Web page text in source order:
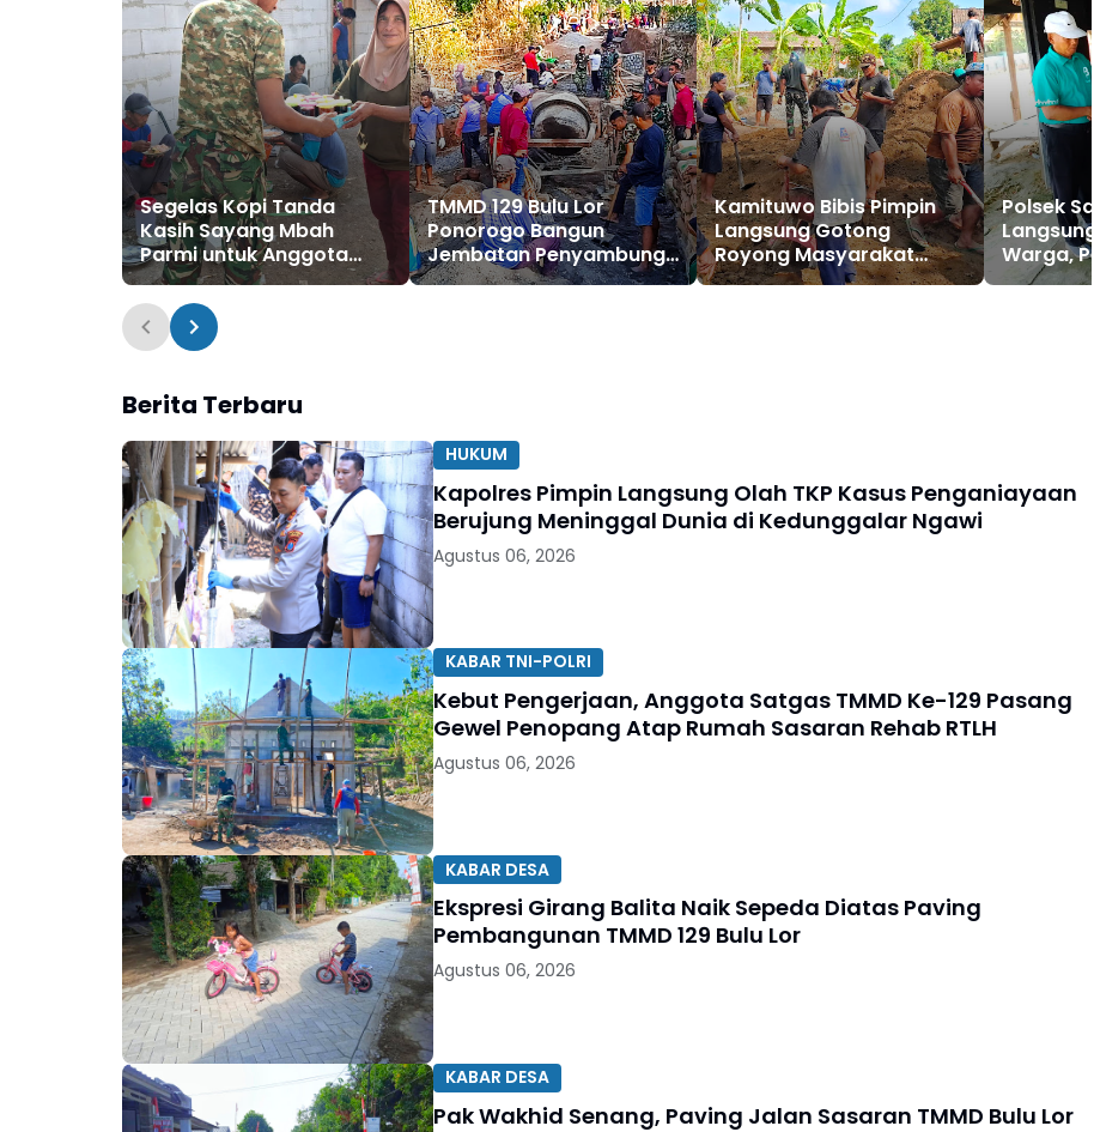
Segelas Kopi Tanda
Kasih Sayang Mbah
Parmi untuk Anggota
Satgas TMMD Ke-129
Bulu Lor
TMMD 129 Bulu Lor
Ponorogo Bangun
Jembatan Penyambung
Dua Dukuh
Kamituwo Bibis Pimpin
Langsung Gotong
Royong Masyarakat
Bantu Satgas TMMD
Polsek
Warga,
Berita Terbaru
HUKUM
Kapolres Pimpin Langsung Olah TKP Kasus Penganiayaan
Berujung Meninggal Dunia di Kedunggalar Ngawi
Agustus 06, 2026
KABAR TNI-POLRI
Kebut Pengerjaan, Anggota Satgas TMMD Ke-129 Pasang
Gewel Penopang Atap Rumah Sasaran Rehab RTLH
Agustus 06, 2026
KABAR DESA
Ekspresi Girang Balita Naik Sepeda Diatas Paving
Pembangunan TMMD 129 Bulu Lor
Agustus 06, 2026
KABAR DESA
Pak Wakhid Senang, Paving Jalan Sasaran TMMD Bulu Lor